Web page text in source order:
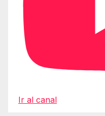
Ir al canal